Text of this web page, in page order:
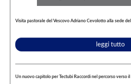
Visita pastorale del Vescovo Adriano Cevolotto alla sede
leggi tutto
Un nuovo capitolo per Tectubi Raccordi nel percorso verso